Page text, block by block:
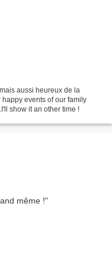
aussi heureux de la
happy events of our family
show it an other time !